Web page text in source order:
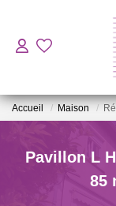
Accueil Maison
Pavillon L
85